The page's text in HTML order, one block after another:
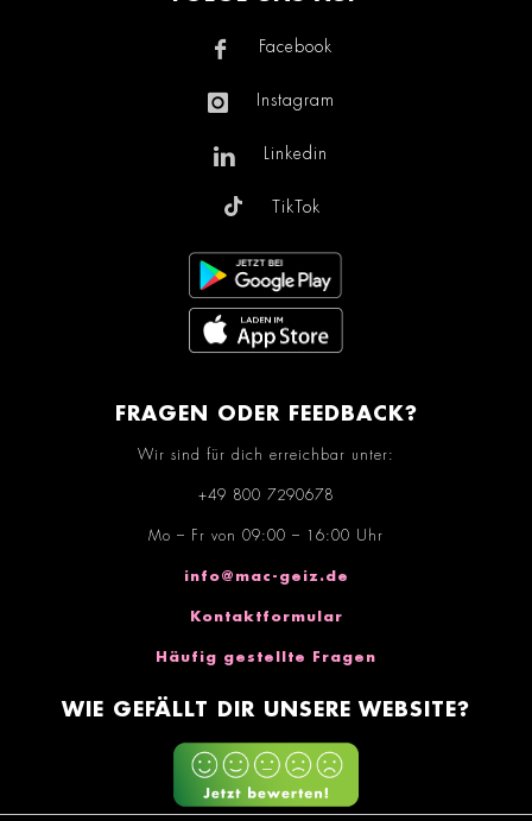
Facebook
Instagram
Linkedin
TikTok
FRAGEN ODER FEEDBACK?
Wir sind für dich erreichbar unter:
+49 800 7290678
Mo – Fr von 09:00 – 16:00 Uhr
info@mac-geiz.de
Kontaktformular
Häufig gestellte Fragen
WIE GEFÄLLT DIR UNSERE WEBSITE?